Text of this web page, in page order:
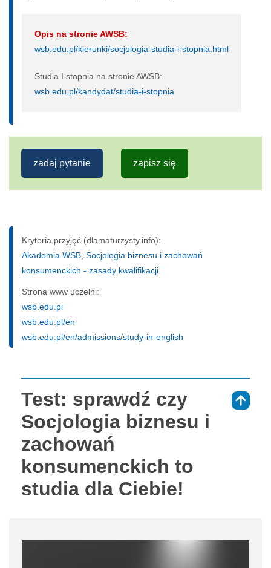
Opis na stronie AWSB:
wsb.edu.pl/kierunki/socjologia-studia-i-stopnia.html
Studia I stopnia na stronie AWSB:
wsb.edu.pl/kandydat/studia-i-stopnia
zadaj pytanie zapisz się
Kryteria przyjęć (dlamaturzysty.info):
Akademia WSB, Socjologia biznesu i zachowań
konsumenckich - zasady kwalifikacji
Strona www uczelni:
wsb.edu.pl
wsb.edu.pl/en
wsb.edu.pl/en/admissions/study-in-english
Test: sprawdź czy
Socjologia biznesu i
zachowań
konsumenckich to
studia dla Ciebie!